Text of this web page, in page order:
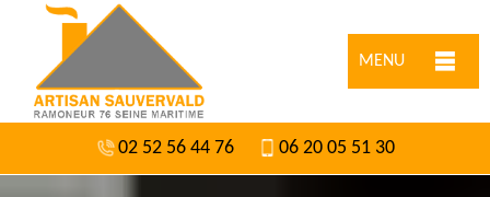
MENU
02 52 56 44 76 06 20 05 51 30